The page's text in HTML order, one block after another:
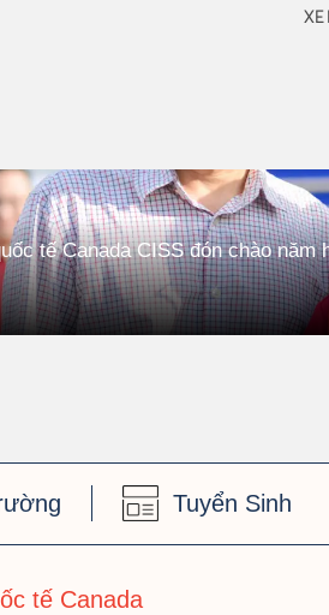
tế Canada CISS đón chào năm
Tuyển Sinh
tế Canada